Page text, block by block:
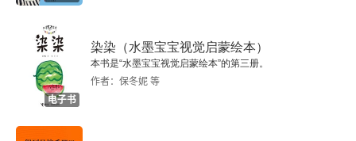
五
六
电子书
染染（水墨宝宝视觉启蒙绘本）
本书是“水墨宝宝视觉启蒙绘本”的第三册。
作者：保冬妮 等